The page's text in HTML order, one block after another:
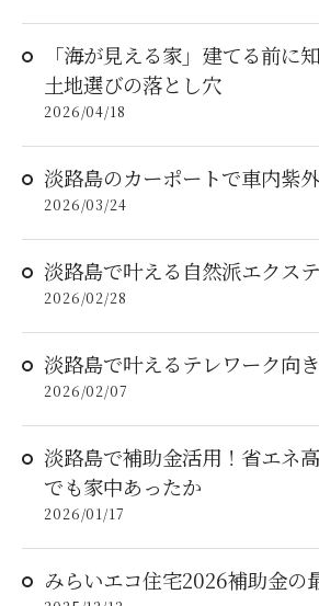
「海が見える家」建てる前に
土地選びの落とし穴
2026/04/18
淡路島のカーポートで車内紫
2026/03/24
淡路島で叶える自然派エクス
2026/02/28
淡路島で叶えるテレワーク向
2026/02/07
淡路島で補助金活用！省エネ
でも家中あったか
2026/01/17
みらいエコ住宅2026補助金の